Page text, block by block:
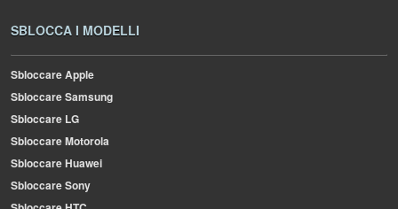
SBLOCCA I MODELLI
Sbloccare Apple
Sbloccare Samsung
Sbloccare LG
Sbloccare Motorola
Sbloccare Huawei
Sbloccare Sony